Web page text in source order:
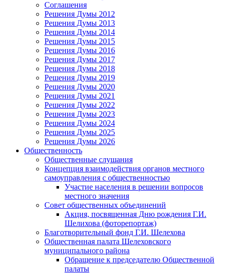
Соглашения
Решения Думы 2012
Решения Думы 2013
Решения Думы 2014
Решения Думы 2015
Решения Думы 2016
Решения Думы 2017
Решения Думы 2018
Решения Думы 2019
Решения Думы 2020
Решения Думы 2021
Решения Думы 2022
Решения Думы 2023
Решения Думы 2024
Решения Думы 2025
Решения Думы 2026
Общественность
Общественные слушания
Концепция взаимодействия органов местного
самоуправления с общественностью
Участие населения в решении вопросов
местного значения
Совет общественных объединений
Акция, посвященная Дню рождения Г.И.
Шелихова (фоторепортаж)
Благотворительный фонд Г.И. Шелехова
Общественная палата Шелеховского
муниципального района
Обращение к председателю Общественной
палаты